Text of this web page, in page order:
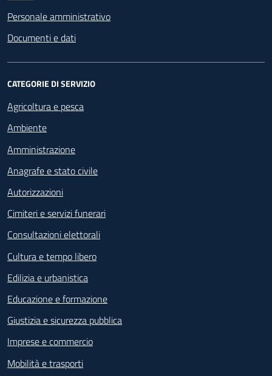
Personale amministrativo
Documenti e dati
CATEGORIE DI SERVIZIO
Agricoltura e pesca
Ambiente
Amministrazione
Anagrafe e stato civile
Autorizzazioni
Cimiteri e servizi funerari
Consultazioni elettorali
Cultura e tempo libero
Edilizia e urbanistica
Educazione e formazione
Giustizia e sicurezza pubblica
Imprese e commercio
Mobilità e trasporti